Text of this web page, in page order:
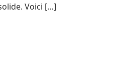
Voici […]